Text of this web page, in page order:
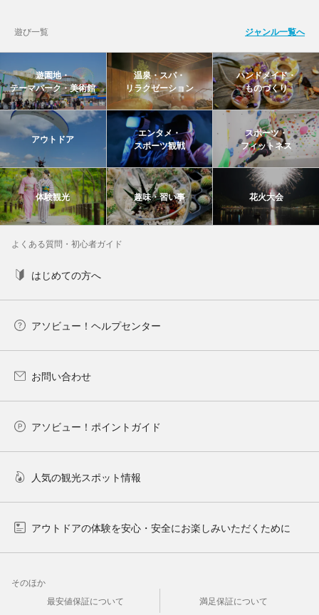
遊び一覧 ジャンル一覧へ
遊園地・
テーマパーク・美術館
温泉・スパ・
リラクゼーション
ハンドメイド・
ものづくり
アウトドア
エンタメ・
スポーツ観戦
スポーツ・
フィットネス
体験観光 趣味・習い事 花火大会
よくある質問・初心者ガイド
はじめての方へ
アソビュー！ヘルプセンター
お問い合わせ
アソビュー！ポイントガイド
人気の観光スポット情報
アウトドアの体験を安心・安全にお楽しみいただくために
そのほか
最安値保証について
満足保証について